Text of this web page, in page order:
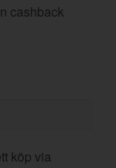
cashback
köp via